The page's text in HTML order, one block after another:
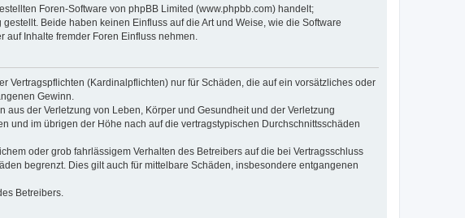
Foren-Software von phpBB Limited (www.phpbb.com) handelt;
Beide haben keinen Einfluss auf die Art und Weise, wie die Software
Inhalte fremder Foren Einfluss nehmen.
Vertragspflichten (Kardinalpflichten) nur für Schäden, die auf ein vorsätzliches oder
Gewinn.
der Verletzung von Leben, Körper und Gesundheit und der Verletzung
und im übrigen der Höhe nach auf die vertragstypischen Durchschnittsschäden
oder grob fahrlässigem Verhalten des Betreibers auf die bei Vertragsschluss
begrenzt. Dies gilt auch für mittelbare Schäden, insbesondere entgangenen
Betreibers.